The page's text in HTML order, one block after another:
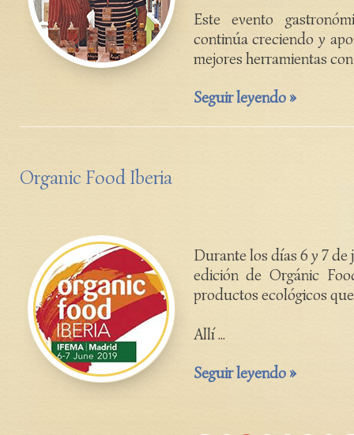
Este evento
continúa creciendo y
mejores herramientas con
Seguir leyendo »
Organic Food Iberia
Durante los días 6 y 7
edición de Orgánic
productos ecológicos
Allí ...
Seguir leyendo »